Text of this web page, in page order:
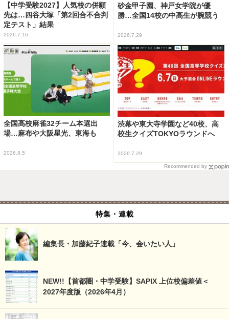
【中学受験2027】人気校の併願
先は…四谷大塚「第2回合不合判
定テスト」結果
2026.7.16
砂金甲子園、神戸女学院が優
勝…全国14校の中高生が腕競う
2026.7.29
全国高校麻雀32チーム本選出
場…麻布や大阪星光、東海も
2026.8.5
渋幕や東大寺学園など40校、高
校生クイズTOKYOラウンドへ
2026.7.29
Recommended by
特集・連載
編集長・加藤紀子連載「今、会いたい人」
NEW!!【首都圏・中学受験】SAPIX 上位校偏差値＜
2027年度版（2026年4月）